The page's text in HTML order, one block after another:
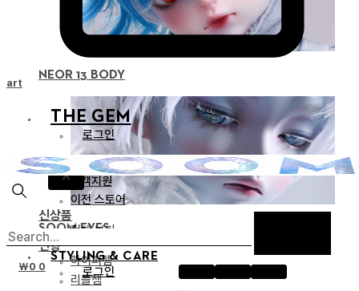
NEOR 13 BODY
SOOM EYES
STYLING & CARE
로그인
THE GEM
로그인
X
공지
고객지원
이전 스토어
신상품
전체 보기
인형
하이퍼젬
리틀젬
₩0 0